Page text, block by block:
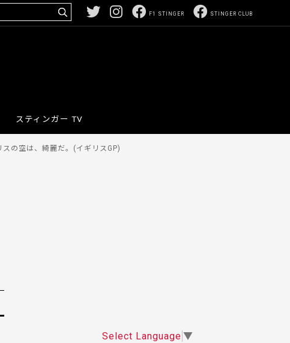
STINGER CLUB
F1 STINGER
スティンガー TV
スの空は、綺麗だ。(イギリスGP)
Select Language ▼